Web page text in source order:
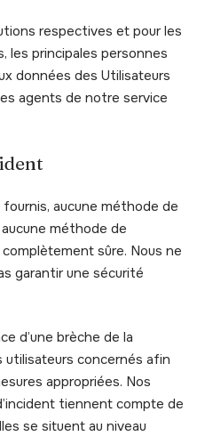
respectives et pour les
les principales personnes
données des Utilisateurs
agents de notre service
aucune méthode de
méthode de
sûre. Nous ne
garantir une sécurité
d’une brèche de la
utilisateurs concernés afin
appropriées. Nos
tiennent compte de
se situent au niveau